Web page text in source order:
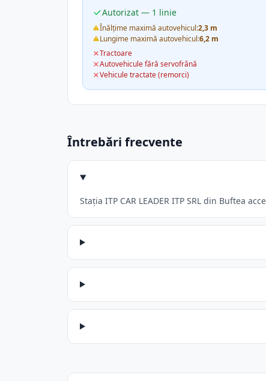
Autorizat — 1 linie
Înălțime maximă autovehicul:2,3 m
Lungime maximă autovehicul:6,2 m
Tractoare
Autovehicule fără servofrână
Vehicule tractate (remorci)
Întrebări frecvente
Stația ITP CAR LEADER ITP SRL din Buftea